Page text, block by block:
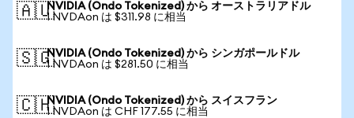
🇦🇺NVIDIA (Ondo Tokenized) から オーストラリアドル
1 NVDAon は $311.98 に相当
🇸🇬NVIDIA (Ondo Tokenized) から シンガポールドル
1 NVDAon は $281.50 に相当
🇨🇭NVIDIA (Ondo Tokenized) から スイスフラン
1 NVDAon は CHF 177.55 に相当